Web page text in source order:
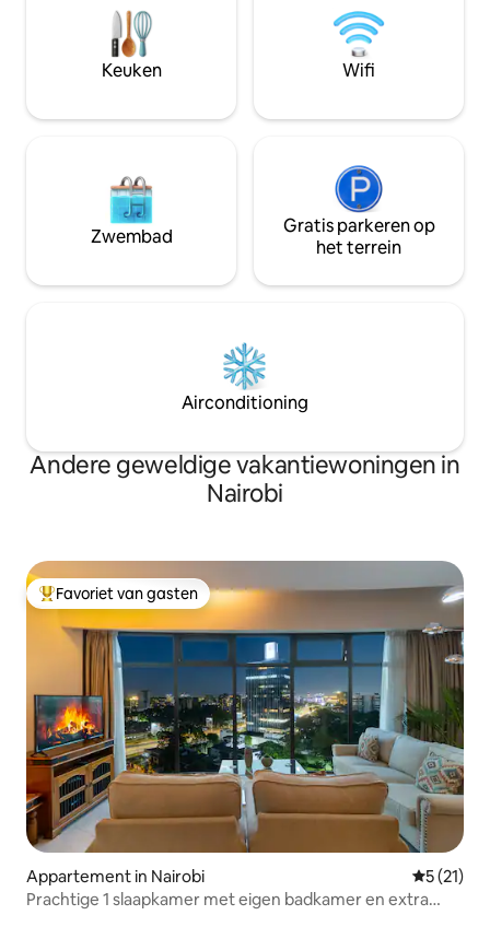
bureau, supersnelle wifi, een
ergonomische stoel en een
panoramisch uitzicht op de stad.
Rustige, veilige locatie met gemakkelijke
stijlvolle, comfortabele uitvalsbasis voor
Zelf inchecken
toevluchtsoord
eeuw, ontworpen
groen, kunst- en
zijn naar een
Keuken Wifi
Zwembad
Gratis parkeren op
het terrein
Airconditioning
Andere geweldige vakantiewoningen in
Nairobi
Topfavoriet van gasten
Favoriet van gasten
Appartement in Nairobi
5 (21)
Prachtige 1 slaapkamer met eigen badkamer en extra